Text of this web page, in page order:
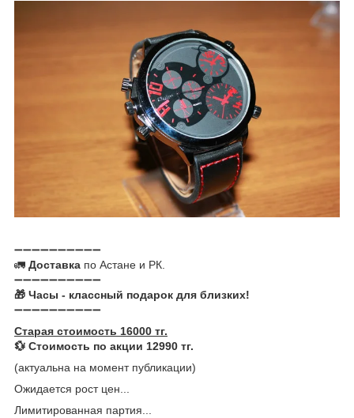
➖➖➖➖➖➖➖➖➖➖
🚛 Доставка по Астане и РК.
➖➖➖➖➖➖➖➖➖➖
🎁 Часы - классный подарок для близких!
➖➖➖➖➖➖➖➖➖➖
Старая стоимость 16000 тг.
💱 Стоимость по акции 12990 тг.
(актуальна на момент публикации)
Ожидается рост цен...
Лимитированная партия...